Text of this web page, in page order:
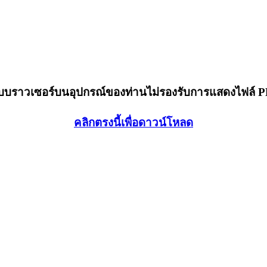
บราวเซอร์บนอุปกรณ์ของท่านไม่รองรับการแสดงไฟล์
คลิกตรงนี้เพื่อดาวน์โหลด